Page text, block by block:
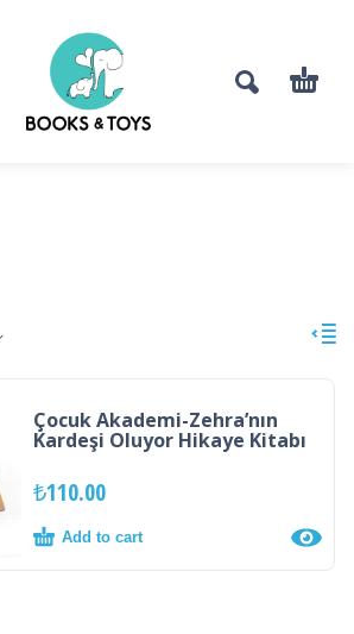
Çocuk Akademi-Zehra’nın
Kardeşi Oluyor Hikaye Kitabı
₺110.00
Add to cart